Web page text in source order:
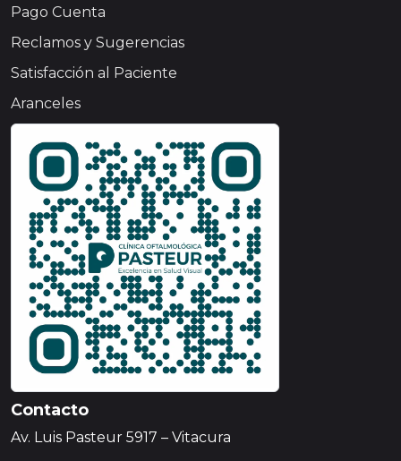
Pago Cuenta
Reclamos y Sugerencias
Satisfacción al Paciente
Aranceles
Contacto
Av. Luis Pasteur 5917 – Vitacura